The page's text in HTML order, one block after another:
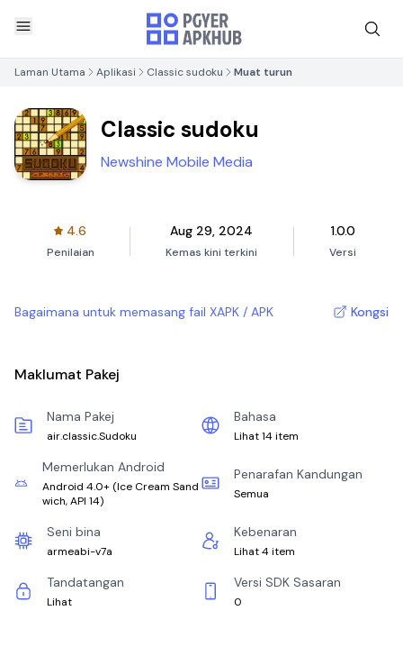
Laman Utama Aplikasi Classic sudoku Muat turun
Classic sudoku
Newshine Mobile Media
4.6
Penilaian
Aug 29, 2024
Kemas kini terkini
1.0.0
Versi
Bagaimana untuk memasang fail XAPK / APK Kongsi
Maklumat Pakej
Nama Pakej
air.classic.Sudoku
Bahasa
Lihat 14 item
Memerlukan Android
Android 4.0+(Ice Cream Sand
wich, API 14)
Penarafan Kandungan
Semua
Seni bina
armeabi-v7a
Kebenaran
Lihat 4 item
Tandatangan
Lihat
Versi SDK Sasaran
0